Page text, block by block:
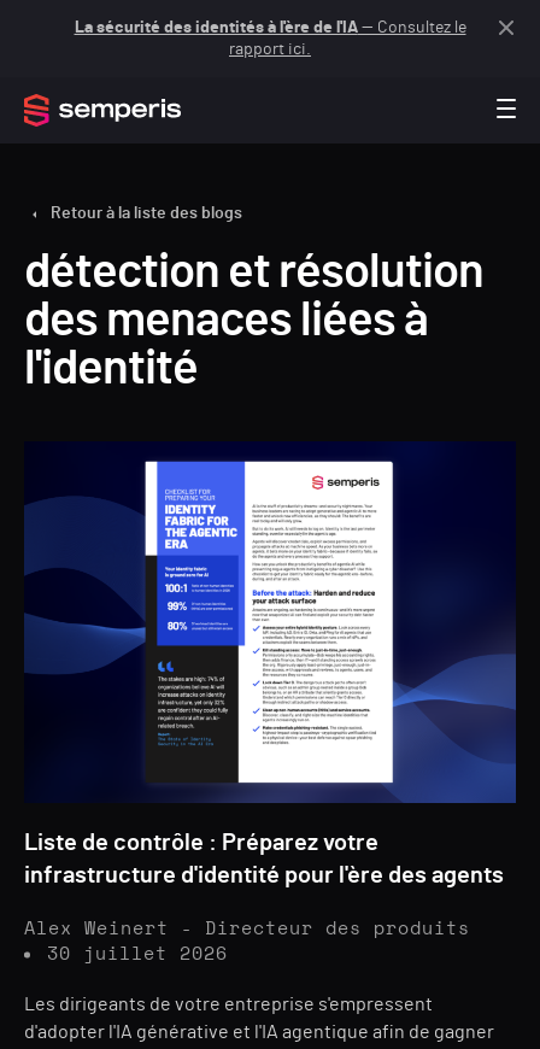
La sécurité des identités à l'ère de l'IA— Consultez le
rapport ici.
Retour à la liste des blogs
détection et résolution
des menaces liées à
l'identité
Liste de contrôle : Préparez votre
infrastructure d'identité pour l'ère des agents
Alex Weinert - Directeur des produits
30 juillet 2026
Les dirigeants de votre entreprise s'empressent
d'adopter l'IA générative et l'IA agentique afin de gagner